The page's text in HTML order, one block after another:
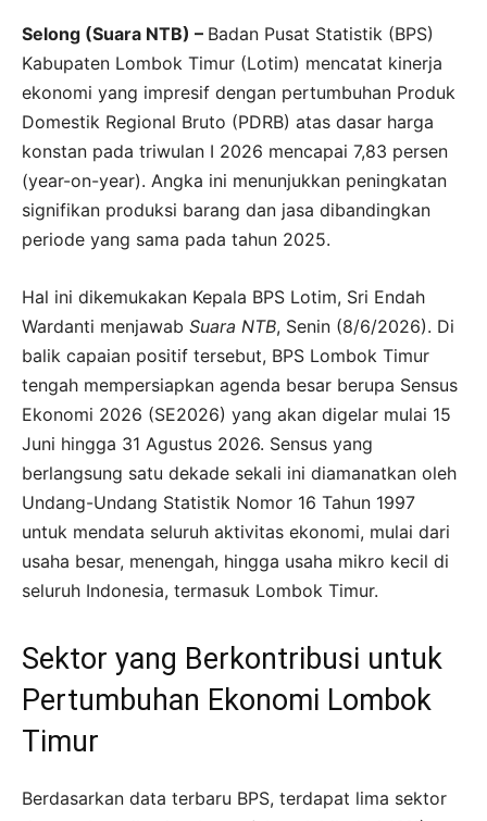
Selong (Suara NTB) – Badan Pusat Statistik (BPS)
Kabupaten Lombok Timur (Lotim) mencatat kinerja
ekonomi yang impresif dengan pertumbuhan Produk
Domestik Regional Bruto (PDRB) atas dasar harga
konstan pada triwulan I 2026 mencapai 7,83 persen
(year-on-year). Angka ini menunjukkan peningkatan
signifikan produksi barang dan jasa dibandingkan
periode yang sama pada tahun 2025.
Hal ini dikemukakan Kepala BPS Lotim, Sri Endah
Wardanti menjawab Suara NTB, Senin (8/6/2026). Di
balik capaian positif tersebut, BPS Lombok Timur
tengah mempersiapkan agenda besar berupa Sensus
Ekonomi 2026 (SE2026) yang akan digelar mulai 15
Juni hingga 31 Agustus 2026. Sensus yang
berlangsung satu dekade sekali ini diamanatkan oleh
Undang-Undang Statistik Nomor 16 Tahun 1997
untuk mendata seluruh aktivitas ekonomi, mulai dari
usaha besar, menengah, hingga usaha mikro kecil di
seluruh Indonesia, termasuk Lombok Timur.
Sektor yang Berkontribusi untuk
Pertumbuhan Ekonomi Lombok
Timur
Berdasarkan data terbaru BPS, terdapat lima sektor